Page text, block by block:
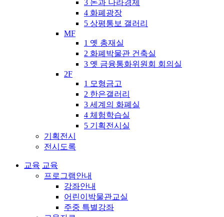
3 돈과 나라경제
4 화폐광장
5 상평통보 갤러리
MF
1 옛 총재실
2 화폐박물관 건축실
3 옛 금융통화위원회 회의실
2F
1 모형금고
2 한은갤러리
3 세계의 화폐실
4 체험학습실
5 기획전시실
기획전시
전시도록
교육 교육
프로그램안내
강좌안내
어린이박물관교실
주중 특별강좌